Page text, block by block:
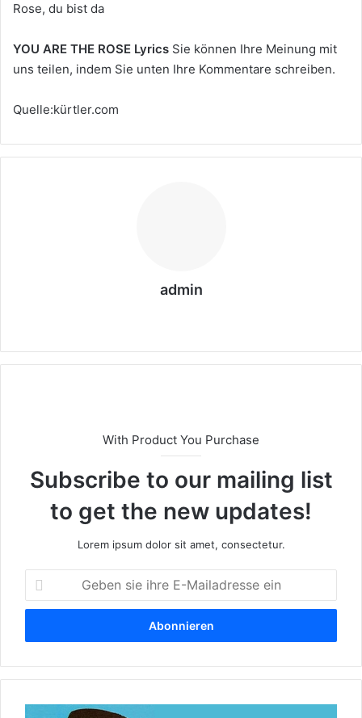
Rose, du bist da
YOU ARE THE ROSE Lyrics Sie können Ihre Meinung mit
uns teilen, indem Sie unten Ihre Kommentare schreiben.
Quelle:kürtler.com
admin
eit
With Product You Purchase
Subscribe to our mailing list
to get the new updates!
Lorem ipsum dolor sit amet, consectetur.
b
n
i